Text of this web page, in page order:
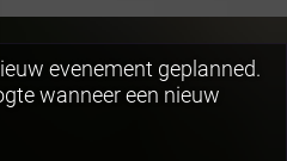
evenement geplanned.
wanneer een nieuw